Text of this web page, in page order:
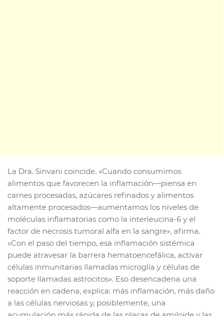
La Dra. Sinvani coincide. «Cuando consumimos
alimentos que favorecen la inflamación—piensa en
carnes procesadas, azúcares refinados y alimentos
altamente procesados—aumentamos los niveles de
moléculas inflamatorias como la interleucina-6 y el
factor de necrosis tumoral alfa en la sangre», afirma.
«Con el paso del tiempo, esa inflamación sistémica
puede atravesar la barrera hematoencefálica, activar
células inmunitarias llamadas microglía y células de
soporte llamadas astrocitos». Eso desencadena una
reacción en cadena, explica: más inflamación, más daño
a las células nerviosas y, posiblemente, una